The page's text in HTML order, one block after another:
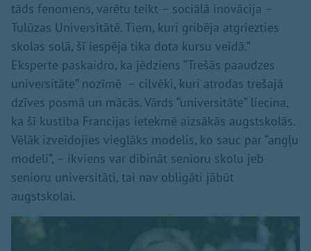
tāds fenomens, varētu teikt – sociālā inovācija –
Tulūzas Universitātē. Tiem, kuri gribēja atgriezties
skolas solā, šī iespēja tika dota kursu veidā.”
Eksperte paskaidro, ka jēdziens “Trešās paaudzes
universitāte” nozīmē – cilvēki, kuri atrodas trešajā
dzīves posmā un mācās. Vārds “universitāte” liecina,
ka šī kustība Francijas ietekmē aizsākās augstskolās.
Vēlāk izveidojies vieglāks modelis, ko sauc par “angļu
modeli”, – ikviens var dibināt senioru skolu jeb
senioru universitāti, tai nav obligāti jābūt
augstskolai.